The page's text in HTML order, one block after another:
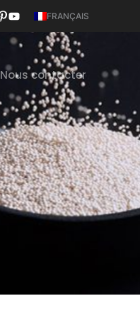
FRANÇAIS
Nous contacter